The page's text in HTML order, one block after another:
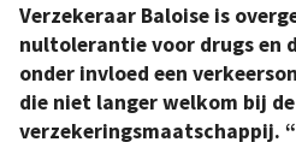
Verzekeraar Baloise is
nultolerantie voor drugs en
onder invloed een
die niet langer welkom bij de
verzekeringsmaatschappij.